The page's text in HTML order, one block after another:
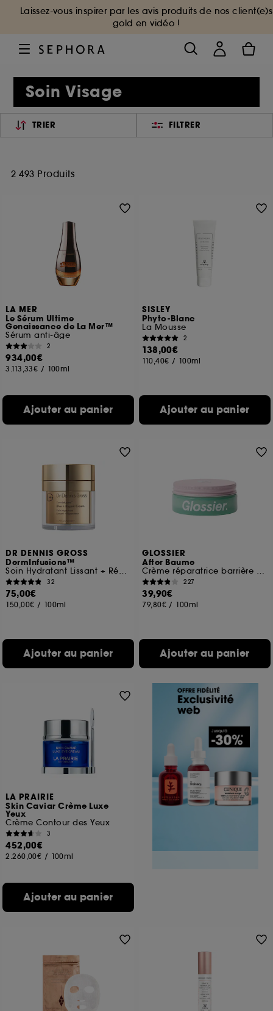
Laissez-vous inspirer par les avis produits de nos client(e)s
gold en vidéo !
Soin Visage
TRIER FILTRER
2 493 Produits
LA MER
Le Sérum Ultime
Genaissance de La Mer™
Sérum anti-âge
2
934,00€
3.113,33€ / 100ml
Ajouter au panier
SISLEY
Phyto-Blanc
La Mousse
2
138,00€
110,40€ / 100ml
Ajouter au panier
DR DENNIS GROSS
DermInfusions™
Soin Hydratant Lissant + Réparateur
32
75,00€
150,00€ / 100ml
Ajouter au panier
GLOSSIER
After Baume
Crème réparatrice barrière hydratante
227
39,90€
79,80€ / 100ml
Ajouter au panier
LA PRAIRIE
Skin Caviar Crème Luxe
Yeux
Crème Contour des Yeux
3
452,00€
2.260,00€ / 100ml
Ajouter au panier